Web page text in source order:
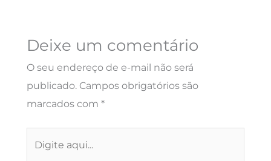
Deixe um comentário
O seu endereço de e-mail não será
publicado. Campos obrigatórios são
marcados com *
aqui...